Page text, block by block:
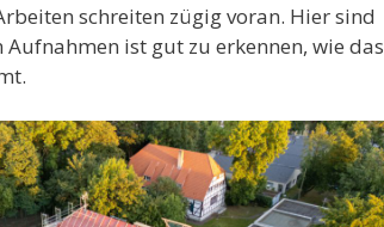
schreiten zügig voran. Hier sind
ist gut zu erkennen, wie das